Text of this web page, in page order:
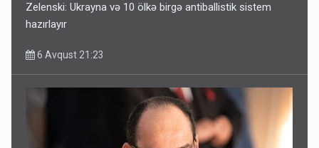
Zelenski: Ukrayna və 10 ölkə birgə antiballistik sistem
hazırlayır
6 Avqust 21:23